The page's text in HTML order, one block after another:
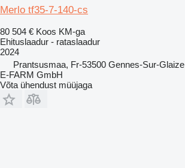
Merlo tf35-7-140-cs
80 504 € Koos KM-ga
Ehituslaadur - rataslaadur
2024
Prantsusmaa, Fr-53500 Gennes-Sur-Glaize
E-FARM GmbH
Võta ühendust müüjaga